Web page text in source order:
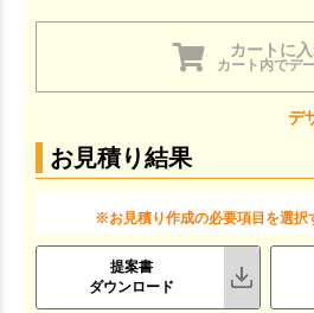
カートに
カート内でデ
デ
お見積り結果
※お見積り作成の必要項目を選択
提案書
ダウンロード